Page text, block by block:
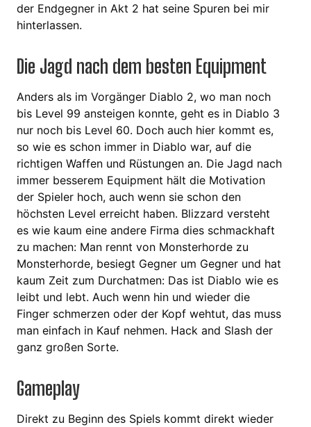
der Endgegner in Akt 2 hat seine Spuren bei mir
hinterlassen.
Die Jagd nach dem besten Equipment
Anders als im Vorgänger Diablo 2, wo man noch
bis Level 99 ansteigen konnte, geht es in Diablo 3
nur noch bis Level 60. Doch auch hier kommt es,
so wie es schon immer in Diablo war, auf die
richtigen Waffen und Rüstungen an. Die Jagd nach
immer besserem Equipment hält die Motivation
der Spieler hoch, auch wenn sie schon den
höchsten Level erreicht haben. Blizzard versteht
es wie kaum eine andere Firma dies schmackhaft
zu machen: Man rennt von Monsterhorde zu
Monsterhorde, besiegt Gegner um Gegner und hat
kaum Zeit zum Durchatmen: Das ist Diablo wie es
leibt und lebt. Auch wenn hin und wieder die
Finger schmerzen oder der Kopf wehtut, das muss
man einfach in Kauf nehmen. Hack and Slash der
ganz großen Sorte.
Gameplay
Direkt zu Beginn des Spiels kommt direkt wieder